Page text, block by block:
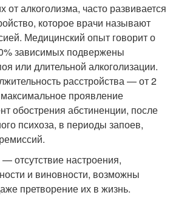
алкоголизма, часто развивается
которое врачи называют
Медицинский опыт говорит о
зависимых подвержены
или длительной алкоголизации.
расстройства — от 2
проявление
обострения абстиненции, после
психоза, в периоды запоев,
отсутствие настроения,
и виновности, возможны
претворение их в жизнь.